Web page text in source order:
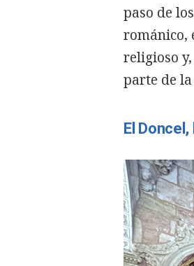
paso de
románico,
religioso
parte de
El